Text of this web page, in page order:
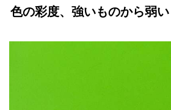
色の彩度、強いものから弱